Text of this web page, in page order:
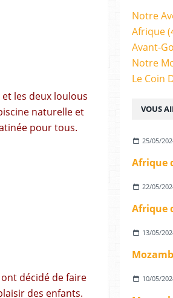
les deux loulous
naturelle et
pour tous.
décidé de faire
des enfants.
VOUS
25/05/
Afrique
22/05/
Afrique
13/05/
10/05/
Notre
Afrique
Avant-
Notre
Le Coin